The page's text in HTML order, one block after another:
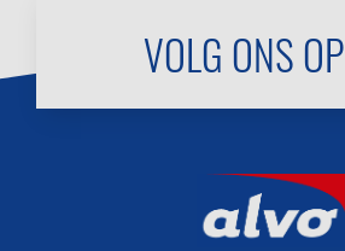
VOLG ONS OP